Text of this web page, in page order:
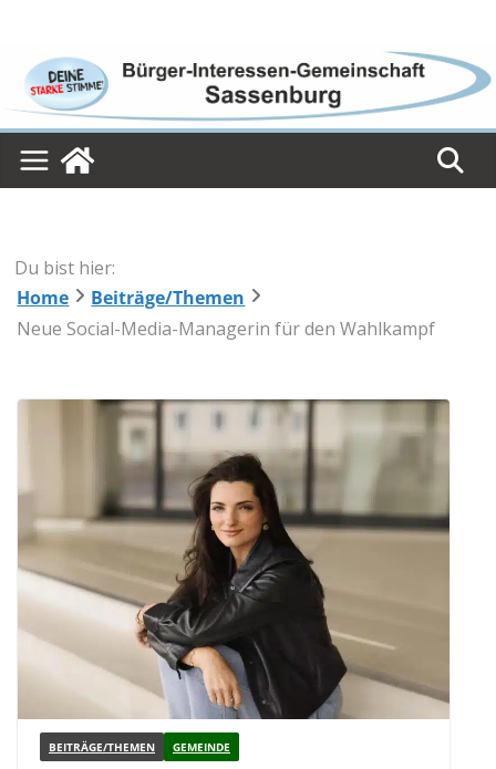
content
Du bist hier:
Home
Beiträge/Themen
Neue Social-Media-Managerin für den Wahlkampf
BEITRÄGE/THEMEN GEMEINDE